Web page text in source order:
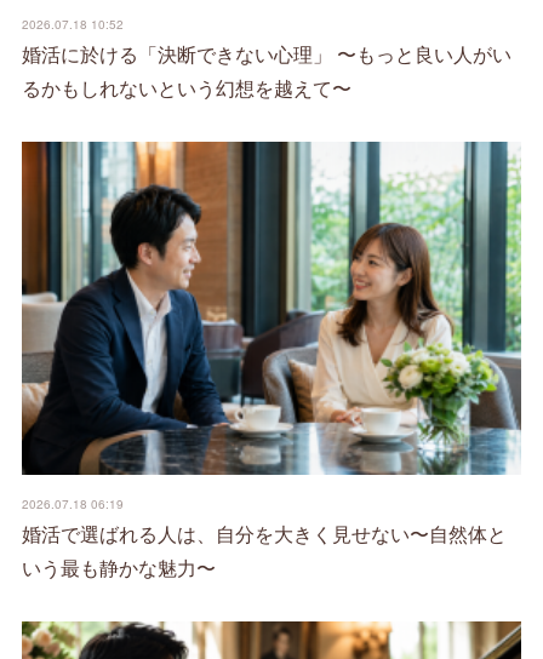
2026.07.18 10:52
婚活に於ける「決断できない心理」 〜もっと良い人がい
るかもしれないという幻想を越えて〜
2026.07.18 06:19
婚活で選ばれる人は、自分を大きく見せない〜自然体と
いう最も静かな魅力〜